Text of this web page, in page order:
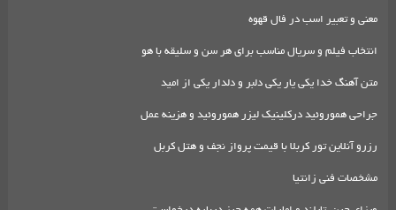
معنی و تعبیر اسب در فال قهوه
انتخاب فیلم و سریال مناسب برای هر سن و سلیقه با هو
متن آهنگ خدا یکی یار یکی دلبر و دلدار یکی از امید
جراحی هموروئید درکلینیک لیزر هموروئید و هزینه عمل
رزرو آنلاین تور کربلا با قیمت پرواز نجف و هتل کربل
مشخصات فنی زانتیا